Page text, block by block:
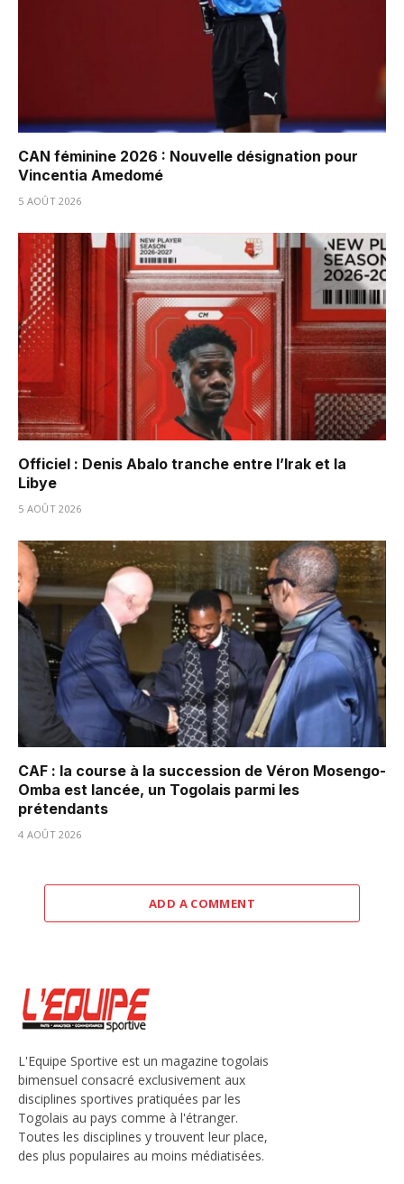
CAN féminine 2026 : Nouvelle désignation pour
Vincentia Amedomé
5 AOÛT 2026
Officiel : Denis Abalo tranche entre l’Irak et la
Libye
5 AOÛT 2026
CAF : la course à la succession de Véron Mosengo-
Omba est lancée, un Togolais parmi les
prétendants
4 AOÛT 2026
ADD A COMMENT
L'Equipe Sportive est un magazine togolais
bimensuel consacré exclusivement aux
disciplines sportives pratiquées par les
Togolais au pays comme à l'étranger.
Toutes les disciplines y trouvent leur place,
des plus populaires au moins médiatisées.